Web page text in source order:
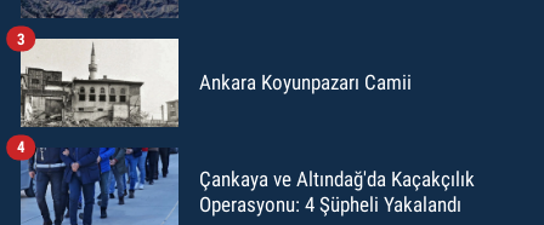
Ankara Koyunpazarı Camii
3
Çankaya ve Altındağ'da Kaçakçılık
Operasyonu: 4 Şüpheli Yakalandı
4